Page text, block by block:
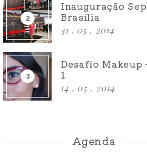
Inauguração
Brasília
31 . 05 . 2014
Desafio Makeup
1
14 . 05 . 2014
Agenda